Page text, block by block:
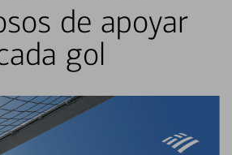
de apoyar
gol